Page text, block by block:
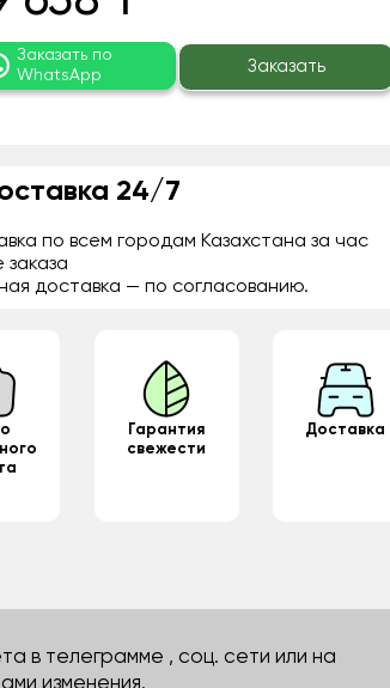
Заказать по
WhatsApp
Заказать
24/7
по всем городам Казахстана за час
заказа
доставка — по согласованию.
Гарантия
свежести
Доставка
в телеграмме , соц. сети или на
изменения.